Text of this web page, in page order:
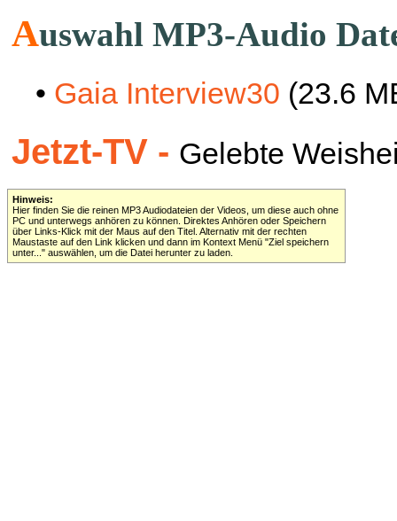
Auswahl MP3-Audio
• Gaia Interview30 (23.6
Jetzt-TV - Gelebte
Hinweis:
Hier finden Sie die reinen MP3 Audiodateien der Videos, um diese auch ohne
PC und unterwegs anhören zu können. Direktes Anhören oder Speichern
über Links-Klick mit der Maus auf den Titel. Alternativ mit der rechten
Maustaste auf den Link klicken und dann im Kontext Menü "Ziel speichern
unter..." auswählen, um die Datei herunter zu laden.